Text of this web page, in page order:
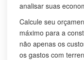
analisar suas
Calcule seu
máximo para a
não apenas os
os gastos com